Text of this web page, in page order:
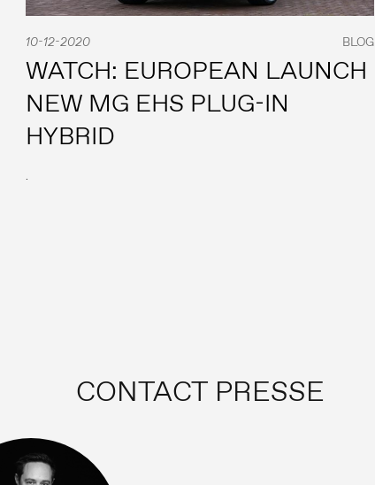
10-12-2020 BLOG
WATCH: EUROPEAN LAUNCH
NEW MG EHS PLUG-IN
HYBRID
.
CONTACT PRESSE